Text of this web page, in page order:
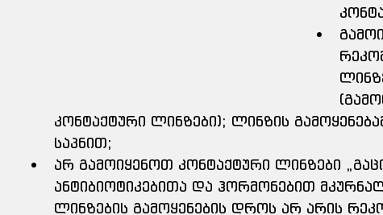
კონტაქტური ლინზები); ლინზის
საპნით;
არ გამოიყენოთ კონტაქტური ლინზები
ანტიბიოტიკებითა და ჰორმონებით
ლინზების გამოყენების დროს არ არის